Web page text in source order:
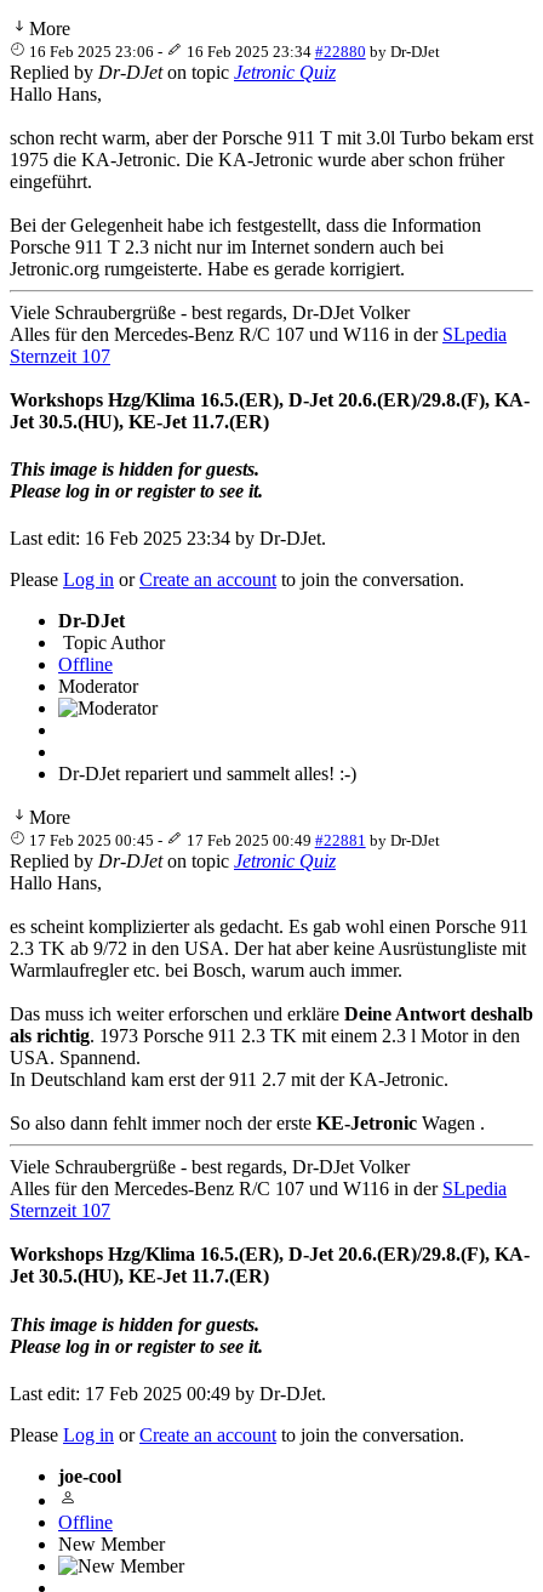
More
16 Feb 2025 23:06 - 16 Feb 2025 23:34 #22880 by Dr-DJet
Replied by Dr-DJeton topic Jetronic Quiz
Hallo Hans,
schon recht warm, aber der Porsche 911 T mit 3.0l Turbo bekam erst
1975 die KA-Jetronic. Die KA-Jetronic wurde aber schon früher
eingeführt.
Bei der Gelegenheit habe ich festgestellt, dass die Information
Porsche 911 T 2.3 nicht nur im Internet sondern auch bei
Jetronic.org rumgeisterte. Habe es gerade korrigiert.
Viele Schraubergrüße - best regards, Dr-DJet Volker
Alles für den Mercedes-Benz R/C 107 und W116 in der SLpedia
Sternzeit 107
Workshops Hzg/Klima 16.5.(ER), D-Jet 20.6.(ER)/29.8.(F), KA-
Jet 30.5.(HU), KE-Jet 11.7.(ER)
This image is hidden for guests.
Please log in or register to see it.
Last edit: 16 Feb 2025 23:34 by Dr-DJet.
Please Log in orCreate an accountto join the conversation.
Dr-DJet
Topic Author
Offline
Moderator
Dr-DJet repariert und sammelt alles! :-)
More
17 Feb 2025 00:45 - 17 Feb 2025 00:49 #22881 by Dr-DJet
Replied by Dr-DJeton topic Jetronic Quiz
Hallo Hans,
es scheint komplizierter als gedacht. Es gab wohl einen Porsche 911
2.3 TK ab 9/72 in den USA. Der hat aber keine Ausrüstungliste mit
Warmlaufregler etc. bei Bosch, warum auch immer.
Das muss ich weiter erforschen und erkläre Deine Antwort deshalb
als richtig. 1973 Porsche 911 2.3 TK mit einem 2.3 l Motor in den
USA. Spannend.
In Deutschland kam erst der 911 2.7 mit der KA-Jetronic.
So also dann fehlt immer noch der erste KE-Jetronic Wagen .
Viele Schraubergrüße - best regards, Dr-DJet Volker
Alles für den Mercedes-Benz R/C 107 und W116 in der SLpedia
Sternzeit 107
Workshops Hzg/Klima 16.5.(ER), D-Jet 20.6.(ER)/29.8.(F), KA-
Jet 30.5.(HU), KE-Jet 11.7.(ER)
This image is hidden for guests.
Please log in or register to see it.
Last edit: 17 Feb 2025 00:49 by Dr-DJet.
Please Log in orCreate an account to join the conversation.
joe-cool
Offline
New Member